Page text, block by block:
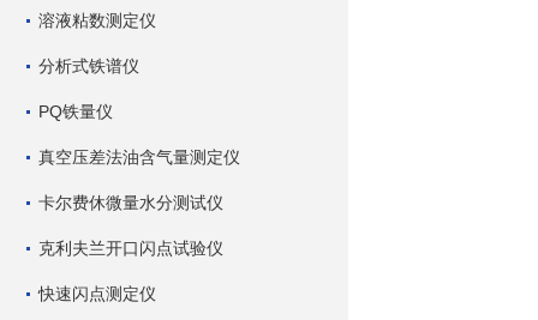
溶液粘数测定仪
分析式铁谱仪
PQ铁量仪
真空压差法油含气量测定仪
卡尔费休微量水分测试仪
克利夫兰开口闪点试验仪
快速闪点测定仪